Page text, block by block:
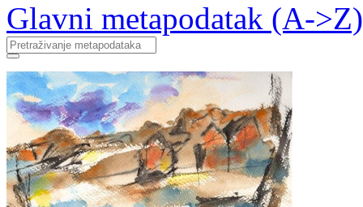
Glavni metapodatak (A->Z)